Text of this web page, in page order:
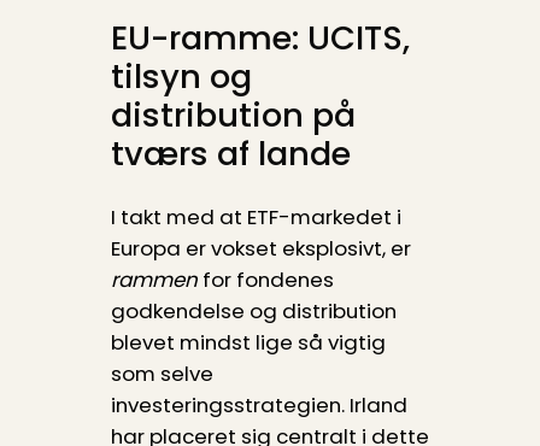
EU-ramme: UCITS,
tilsyn og
distribution på
tværs af lande
I takt med at ETF-markedet i
Europa er vokset eksplosivt, er
rammenfor fondenes
godkendelse og distribution
blevet mindst lige så vigtig
som selve
investeringsstrategien. Irland
har placeret sig centralt i dette